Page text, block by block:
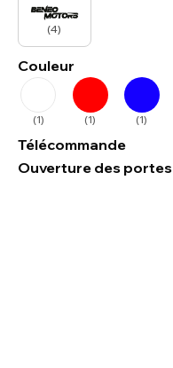
(4)
Couleur
(1) (1) (1)
Télécommande
Ouverture des portes